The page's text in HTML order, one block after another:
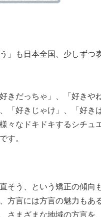
」も 日本全国 少しずつ
好きだっちゃ」、「 好きや
「 好きじゃけ」、「 好き
々 なドキドキするシチュ
す。
直そう、という 矯正の傾向
方言には方言の魅力 もあ
さまざまな地域の方言を